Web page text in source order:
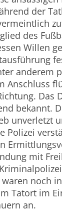
der
des
Willen
anderem
Anschluss
Das
bekannt.
unverletzt
Polizei
mit
noch
Tatort im
an.